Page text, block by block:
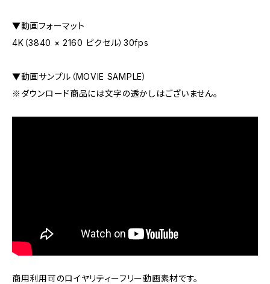
▼動画フォーマット
4K（3840 × 2160 ピクセル）30fps
▼動画サンプル（MOVIE SAMPLE）
※ダウンロード商品には文字の透かしはございません。
商用利用可のロイヤリティーフリー動画素材です。